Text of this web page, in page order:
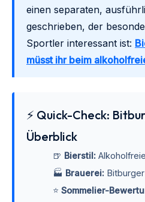
einen separaten,
geschrieben, der
Sportler interessant ist:
müsst ihr beim
⚡ Quick-Check:
Überblick
🍺 Bierstil:
🏭 Brauerei:Bitburger
⭐ Sommelier-